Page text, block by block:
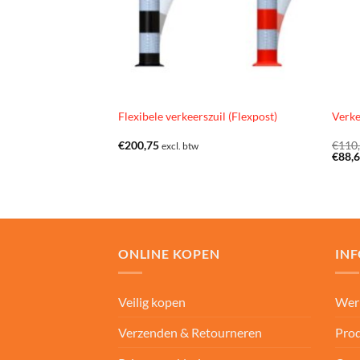
Flexibele verkeerszuil (Flexpost)
€200,75 excl. btw €
€
ONLINE KOPEN
Veilig kopen
Verzenden & Retourneren